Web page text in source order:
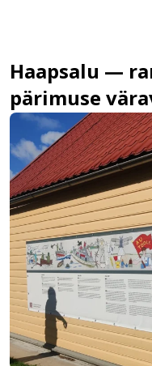
Haapsalu —
pärimuse